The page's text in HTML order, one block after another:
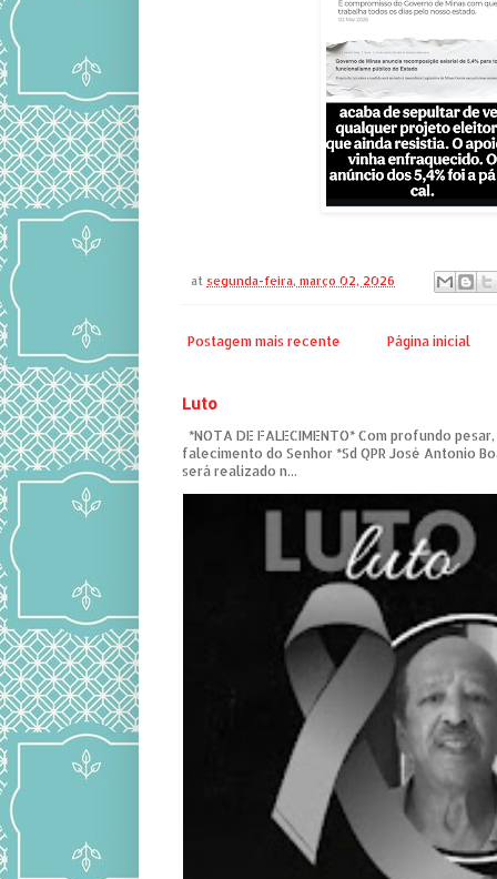
at segunda-feira, março 02, 2026
Postagem mais recente Página inicial
Luto
*NOTA DE FALECIMENTO* Com profundo
falecimento do Senhor *Sd QPR José Antonio
será realizado n...